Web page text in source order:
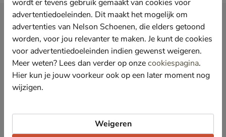
Klantenservice
Nieuwsbrief
Ontvang € 10,- welkomstkorting*en blijf op de hoogte van leuke
acties en aanbiedingen!
E-mailadres Inschrijven
Bekijk deactievoorwaarden
wordt er tevens gebruik gemaakt van cookies voor
advertentiedoeleinden. Dit maakt het mogelijk om
advertenties van Nelson Schoenen, die elders getoond
worden, voor jou relevanter te maken. Je kunt de cookies
voor advertentiedoeleinden indien gewenst weigeren.
Meer weten? Lees dan verder op onzecookiespagina.
Hier kun je jouw voorkeur ook op een later moment nog
wijzigen.
Weigeren